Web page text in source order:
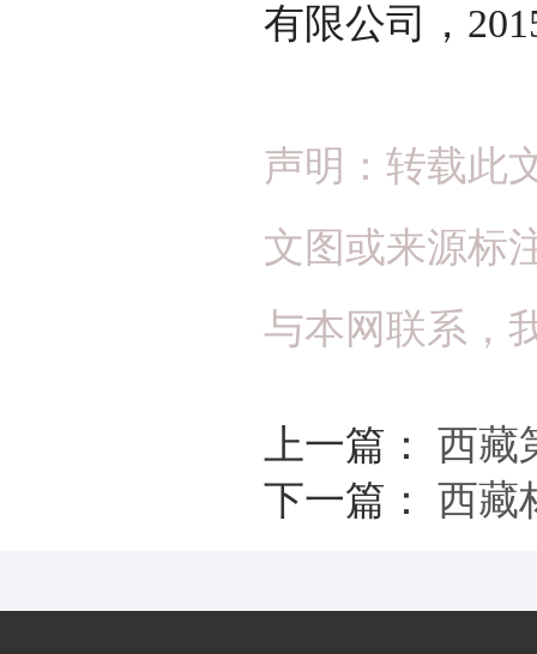
有限公司，
声明：转载此
文图或来源标
与本网联系，
上一篇： 西藏
下一篇： 西藏